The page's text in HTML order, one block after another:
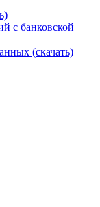
с банковской
(скачать)